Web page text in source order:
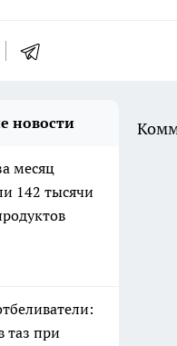
новости
месяц
142 тысячи
таз при